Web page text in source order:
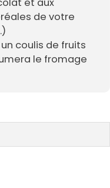
de votre
coulis de fruits
le fromage